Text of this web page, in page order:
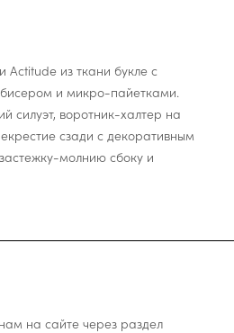
Actitude из ткани букле с
и микро-пайетками.
силуэт, воротник-халтер на
сзади с декоративным
молнию сбоку и
на сайте через раздел